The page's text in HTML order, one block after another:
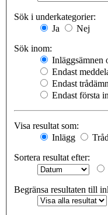
Sök i underkategorier:
Ja
Nej
Sök inom:
Inläggsämnen
Endast
Endast
Endast första
Visa resultat som:
Inlägg
Sortera resultat efter:
Begränsa resultaten till